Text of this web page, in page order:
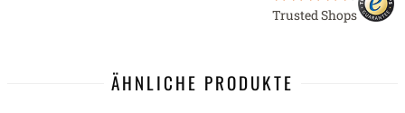
Trusted Shops
ÄHNLICHE PRODUKTE